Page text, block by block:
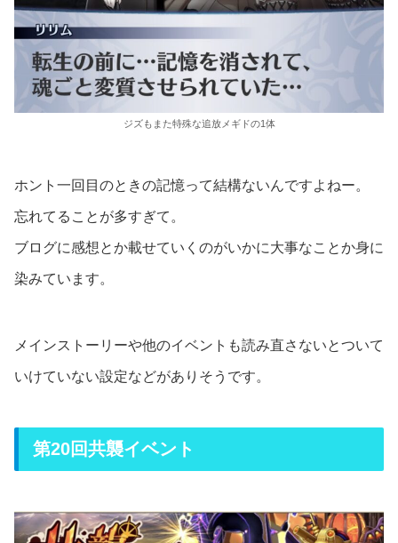
ジズもまた特殊な追放メギドの1体
ホント一回目のときの記憶って結構ないんですよねー。
忘れてることが多すぎて。
ブログに感想とか載せていくのがいかに大事なことか身に
染みています。
メインストーリーや他のイベントも読み直さないとついて
いけていない設定などがありそうです。
第20回共襲イベント